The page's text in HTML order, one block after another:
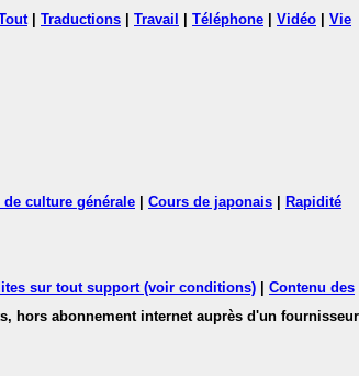
| Traductions Travail Téléphone Vidéo
Vie
de culture générale Cours de japonais
Rapidité
sur tout support (voir conditions)
Contenu des
hors abonnement internet auprès d'un fournisseur